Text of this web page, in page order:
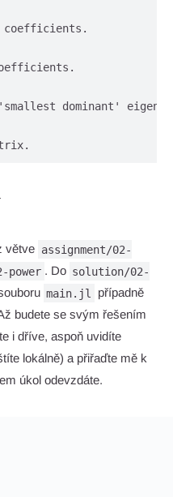
coefficients.
coefficients.
'smallest dominant'
matrix.
větve assignment/02-
power . Do solution/02-
main.jl
případně
budete se svým řešením
i dříve, aspoň uvidíte
lokálně) a přiřaďte mě k
úkol odevzdáte.